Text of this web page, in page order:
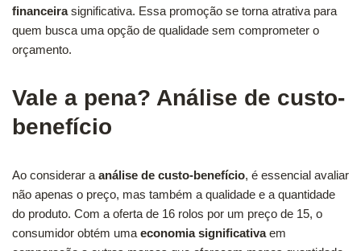
financeirasignificativa. Essa promoção se torna atrativa para
quem busca uma opção de qualidade sem comprometer o
orçamento.
Vale a pena? Análise de custo-
benefício
Ao considerar a análise de custo-benefício, é essencial avaliar
não apenas o preço, mas também a qualidade e a quantidade
do produto. Com a oferta de 16 rolos por um preço de 15, o
consumidor obtém uma economia significativaem